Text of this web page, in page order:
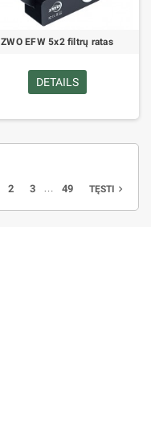
ZWO EFW 5x2 filtrų ratas
DETAILS
2 3 49 TĘSTI navigate_next